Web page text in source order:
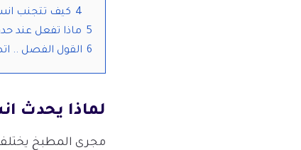
4 كيف تتجنب
5 ماذا تفعل عند
6 القول الفصل ..
لماذا يحدث
مجرى المطبخ